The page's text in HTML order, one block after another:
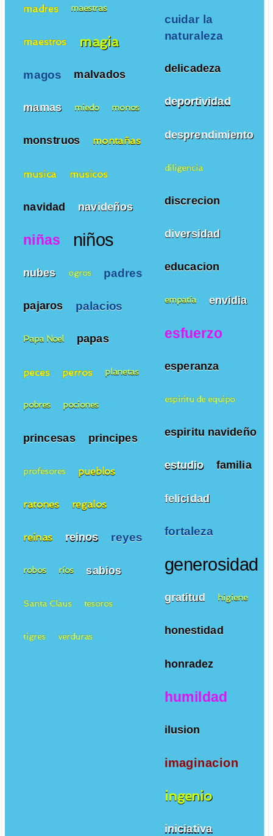
cuidar la
naturaleza
delicadeza
deportividad
desprendimiento
diligencia
discrecion
diversidad
educacion
empatía envidia
esfuerzo
esperanza
espiritu de equipo
espiritu navideño
estudio familia
felicidad
fortaleza
generosidad
gratitud higiene
honestidad
honradez
humildad
ilusion
imaginacion
ingenio
iniciativa
madres maestras
maestros magia
magos malvados
mamas miedo monos
monstruos montañas
musica musicos
navidad navideños
niñas niños
nubes ogros padres
pajaros palacios
Papa Noel papas
peces perros planetas
pobres pociones
princesas principes
profesores pueblos
ratones regalos
reinas reinos reyes
robos ríos sabios
Santa Claus tesoros
tigres verduras